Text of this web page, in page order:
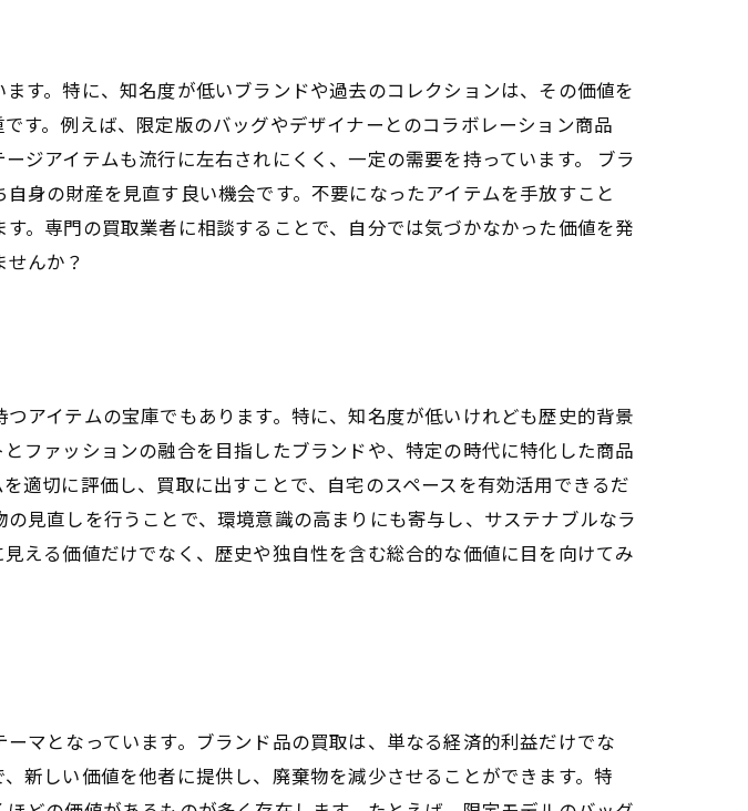
す。特に、知名度が低いブランドや過去のコレクションは、その価値を
す。例えば、限定版のバッグやデザイナーとのコラボレーション商品
ジアイテムも流行に左右されにくく、一定の需要を持っています。 ブラ
身の財産を見直す良い機会です。不要になったアイテムを手放すこと
。専門の買取業者に相談することで、自分では気づかなかった価値を発
んか？
アイテムの宝庫でもあります。特に、知名度が低いけれども歴史的背景
ファッションの融合を目指したブランドや、特定の時代に特化した商品
適切に評価し、買取に出すことで、自宅のスペースを有効活用できるだ
見直しを行うことで、環境意識の高まりにも寄与し、サステナブルなラ
える価値だけでなく、歴史や独自性を含む総合的な価値に目を向けてみ
マとなっています。ブランド品の買取は、単なる経済的利益だけでな
新しい価値を他者に提供し、廃棄物を減少させることができます。特